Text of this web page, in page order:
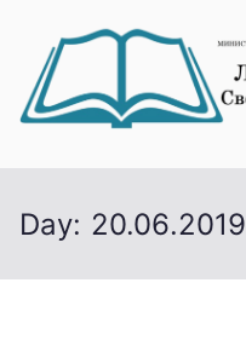
содержимому
Day: 20.06.2019